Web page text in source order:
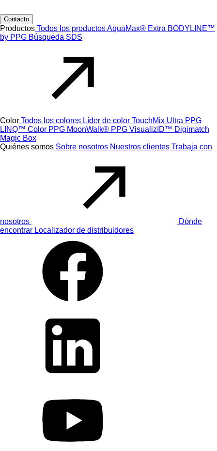
Contacto
Productos Todos los productosAquaMax® Extra BODYLINE™
by PPG Búsqueda SDS
Color Todos los colores Líder de color TouchMix Ultra PPG
LINQ™ Color PPG MoonWalk® PPG VisualizID™ Digimatch
Magic Box
Quiénes somos Sobre nosotros Nuestros clientes Trabaja con
nosotros
Dónde
encontrar Localizador de distribuidores